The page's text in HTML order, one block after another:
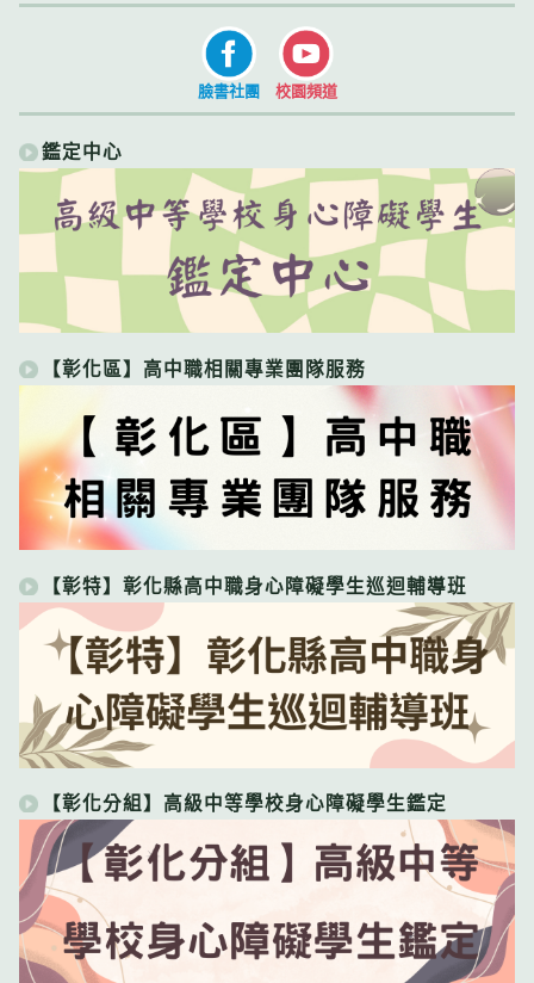
臉書社團 校園頻道
鑑定中心
【彰化區】高中職相關專業團隊服務
【彰特】彰化縣高中職身心障礙學生巡迴輔導班
【彰化分組】高級中等學校身心障礙學生鑑定